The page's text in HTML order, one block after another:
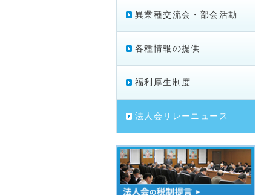
異業種交流会・部会活動
各種情報の提供
福利厚生制度
法人会リレーニュース